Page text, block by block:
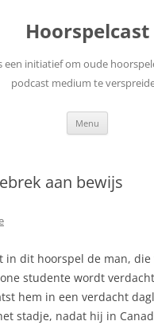
Hoorspelcast
een initiatief om oude
podcast medium te
Menu
aan bewijs
in dit hoorspel de man,
studente wordt
hem in een verdacht
stadje, nadat hij in